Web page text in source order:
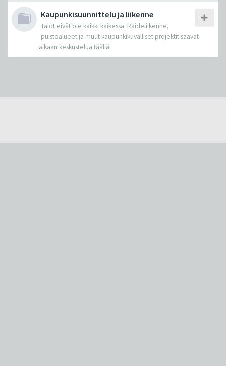
Kaupunkisuunnittelu ja liikenne
Talot eivät ole kaikki kaikessa. Raideliikenne,
puistoalueet ja muut kaupunkikuvalliset projektit saavat
aikaan keskustelua täällä.